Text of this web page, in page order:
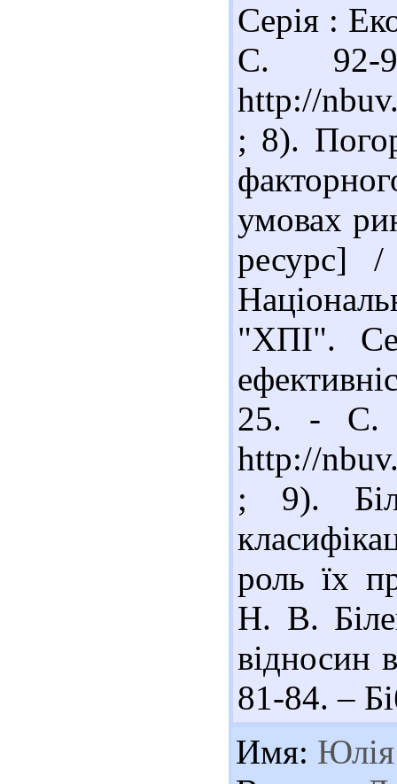
Серія :
С. 92-
http://
; 8).
умовах
ресурс]
"ХПІ".
25. - С.
http://
; 9).
роль їх
Н. В.
відносин
81-84. –
Имя: Юлія